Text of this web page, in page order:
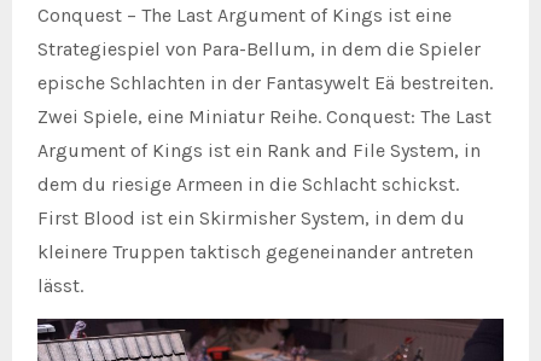
Conquest – The Last Argument of Kings ist eine
Strategiespiel von Para-Bellum, in dem die Spieler
epische Schlachten in der Fantasywelt Eä bestreiten.
Zwei Spiele, eine Miniatur Reihe. Conquest: The Last
Argument of Kings ist ein Rank and File System, in
dem du riesige Armeen in die Schlacht schickst.
First Blood ist ein Skirmisher System, in dem du
kleinere Truppen taktisch gegeneinander antreten
lässt.